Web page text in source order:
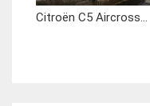
Citroën C5 Aircross...